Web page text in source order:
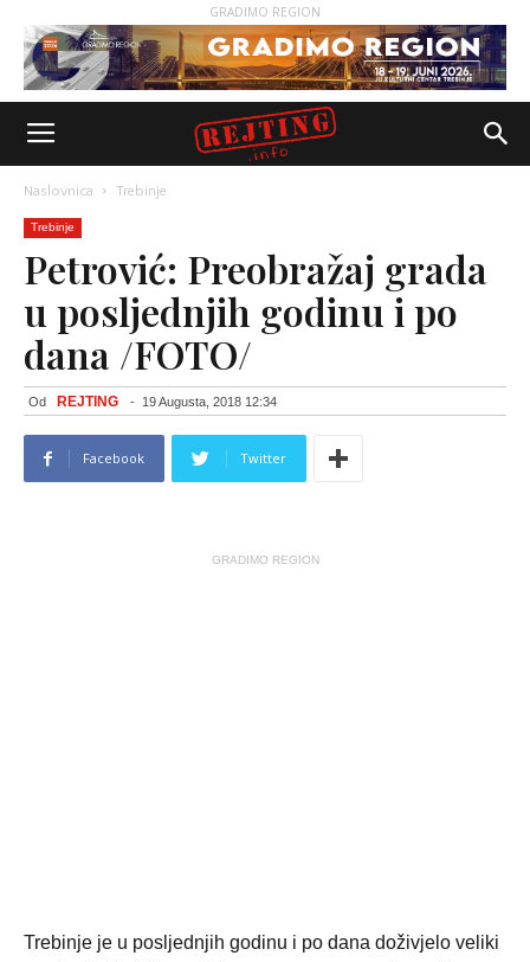
GRADIMO REGION
Naslovnica Trebinje
Trebinje
Petrović: Preobražaj grada
u posljednjih godinu i po
dana /FOTO/
Od REJTING - 19 Augusta, 2018 12:34
Facebook Twitter
GRADIMO REGION
Trebinje je u posljednjih godinu i po dana doživjelo veliki